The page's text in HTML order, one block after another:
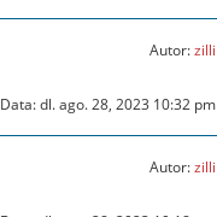
Autor:zilli
Data: dl. ago. 28, 2023 10:32 pm
Autor:zilli